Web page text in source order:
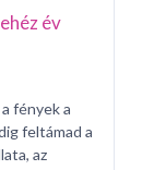
év
fények a
feltámad a
az